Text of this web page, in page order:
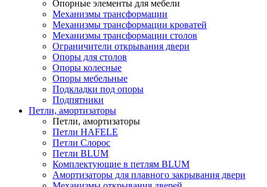
Опорные элементы для мебели
Механизмы трансформации
Механизмы трансформации кроватей
Механизмы трансформации столов
Ограничители открывания двери
Опоры для столов
Опоры колесные
Опоры мебельные
Подкладки под опоры
Подпятники
Петли, амортизаторы
Петли, амортизаторы
Петли HAFELE
Петли Слорос
Петли BLUM
Комплектующие в петлям BLUM
Амортизаторы для плавного закрывания двери